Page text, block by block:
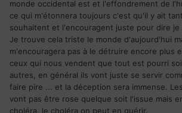
monde occidental est et l'effondrement de
ce qui m'étonnera toujours c'est qu'il y ait
souhaitent et l'encouragent juste pour dire je
Je trouve cela triste le monde d'aujourd'hui
m'encouragera pas à le détruire encore plus
ceux qui nous vendent que tout est pourri
autres, en général ils vont juste se servir
faire pire ... et la déception sera immense.
vont pas être rose quelque soit l'issue mais
choléra, le choléra on peut en guérir.